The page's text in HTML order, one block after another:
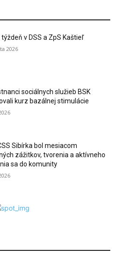
týždeň v DSS a ZpS Kaštieľ
2026
sociálnych služieb BSK
kurz bazálnej stimulácie
Sibírka bol mesiacom
zážitkov, tvorenia a aktívneho
sa do komunity